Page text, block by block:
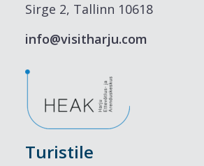
Sirge 2, Tallinn 10618
info@visitharju.com
Turistile